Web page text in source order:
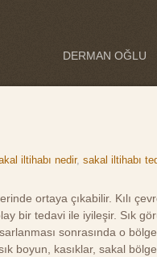
DERMAN OĞLU
iltihabı nedir, sakal iltihabı
ortaya çıkabilir. Kılı
bir tedavi ile iyileşir. Sık
sonrasında o
boyun, kasıklar, sakal